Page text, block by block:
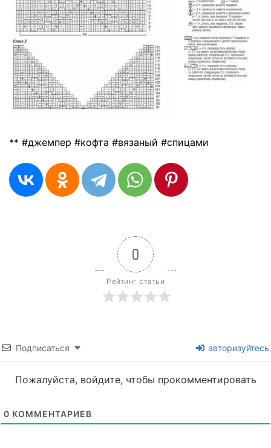
** #джемпер #кофта #вязаный #спицами
0
Рейтинг статьи
Подписаться авторизуйтесь
Пожалуйста, войдите, чтобы прокомментировать
0 КОММЕНТАРИЕВ